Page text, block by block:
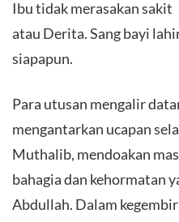
Ibu tidak merasakan sakit
atau Derita. Sang bayi
siapapun.
Para utusan mengalir
mengantarkan ucapan
Muthalib, mendoakan
bahagia dan kehormatan
Abdullah. Dalam